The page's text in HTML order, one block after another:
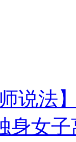
师说法
身女